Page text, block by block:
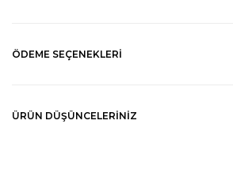
ÖDEME SEÇENEKLERI
ÜRÜN DÜŞÜNCELERINIZ